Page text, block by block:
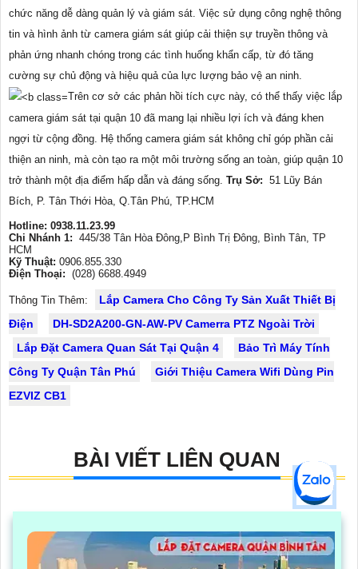
chức năng dễ dàng quản lý và giám sát. Việc sử dụng công nghệ thông
tin và hình ảnh từ camera giám sát giúp cải thiện sự truyền thông và
phản ứng nhanh chóng trong các tình huống khẩn cấp, từ đó tăng
cường sự chủ động và hiệu quả của lực lượng bảo vệ an ninh.
Trên cơ sở các phản hồi tích cực này, có thể thấy việc lắp
camera giám sát tại quận 10 đã mang lại nhiều lợi ích và đáng khen
ngợi từ cộng đồng. Hệ thống camera giám sát không chỉ góp phần cải
thiện an ninh, mà còn tạo ra một môi trường sống an toàn, giúp quận 10
trở thành một địa điểm hấp dẫn và đáng sống. Trụ Sở: 51 Lũy Bán
Bích, P. Tân Thới Hòa, Q.Tân Phú, TP.HCM
Hotline: 0938.11.23.99
Chi Nhánh 1: 445/38 Tân Hòa Đông,P Bình Trị Đông, Bình Tân, TP
HCM
Kỹ Thuật: 0906.855.330
Điện Thoại: (028) 6688.4949
Thông Tin Thêm:
Lắp Camera Cho Công Ty Sản Xuất Thiết Bị
Điện
DH-SD2A200-GN-AW-PV Camerra PTZ Ngoài Trời
Lắp Đặt Camera Quan Sát Tại Quận 4
Bảo Trì Máy Tính
Công Ty Quận Tân Phú
Giới Thiệu Camera Wifi Dùng Pin
EZVIZ CB1
BÀI VIẾT LIÊN QUAN